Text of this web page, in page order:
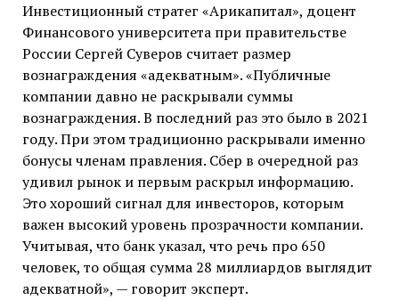
Инвестиционный стратег «Арикапитал», доцент
Финансового университета при правительстве
России Сергей Суверов считает размер
вознаграждения «адекватным». «Публичные
компании давно не раскрывали суммы
вознаграждения. В последний раз это было в 2021
году. При этом традиционно раскрывали именно
бонусы членам правления. Сбер в очередной раз
удивил рынок и первым раскрыл информацию.
Это хороший сигнал для инвесторов, которым
важен высокий уровень прозрачности компании.
Учитывая, что банк указал, что речь про 650
человек, то общая сумма 28 миллиардов выглядит
адекватной», — говорит эксперт.